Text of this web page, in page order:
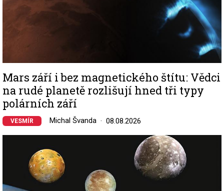
Mars září i bez magnetického štítu: Vědci
na rudé planetě rozlišují hned tři typy
polárních září
VESMÍR Michal Švanda 08.08.2026